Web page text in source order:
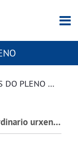
ACTAS DE ACORDOS DAS SESIÓNS DO PLENO DA CORPORACIÓN
2017 pleno n09 13 set extraordinario urxente.pdf